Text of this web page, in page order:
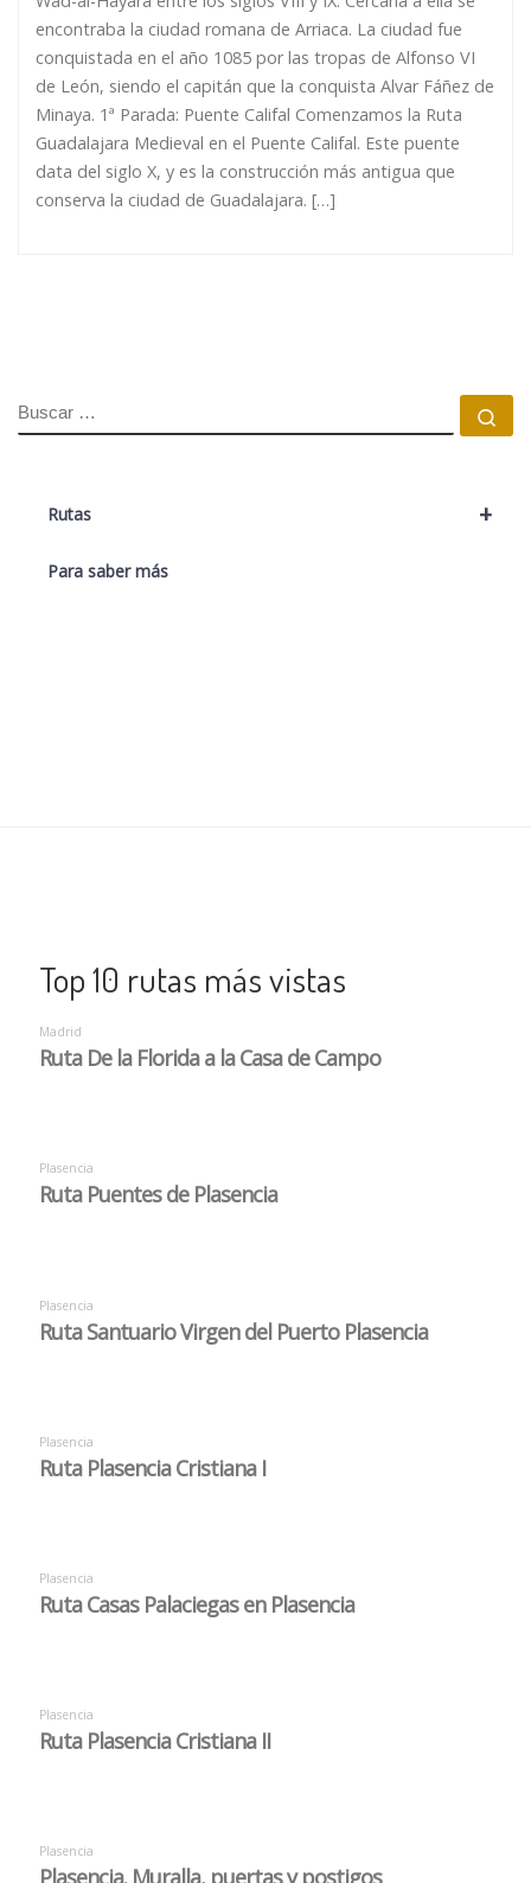
encontraba la ciudad romana de Arriaca. La ciudad fue
conquistada en el año 1085 por las tropas de Alfonso VI
de León, siendo el capitán que la conquista Alvar Fáñez de
Minaya. 1ª Parada: Puente Califal Comenzamos la Ruta
Guadalajara Medieval en el Puente Califal. Este puente
data del siglo X, y es la construcción más antigua que
conserva la ciudad de Guadalajara. […]
BUSCAR
+
Rutas
Para saber más
Top 10 rutas más vistas